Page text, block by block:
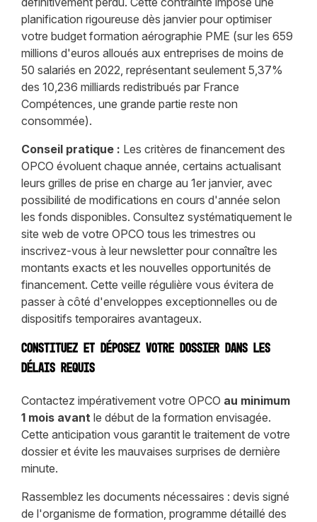
planification rigoureuse dès janvier pour optimiser
votre budget formation aérographie PME (sur les 659
millions d'euros alloués aux entreprises de moins de
50 salariés en 2022, représentant seulement 5,37%
des 10,236 milliards redistribués par France
Compétences, une grande partie reste non
consommée).
Conseil pratique : Les critères de financement des
OPCO évoluent chaque année, certains actualisant
leurs grilles de prise en charge au 1er janvier, avec
possibilité de modifications en cours d'année selon
les fonds disponibles. Consultez systématiquement le
site web de votre OPCO tous les trimestres ou
inscrivez-vous à leur newsletter pour connaître les
montants exacts et les nouvelles opportunités de
financement. Cette veille régulière vous évitera de
passer à côté d'enveloppes exceptionnelles ou de
dispositifs temporaires avantageux.
Constituez et déposez votre dossier dans les
délais requis
Contactez impérativement votre OPCO au minimum
1 mois avantle début de la formation envisagée.
Cette anticipation vous garantit le traitement de votre
dossier et évite les mauvaises surprises de dernière
minute.
Rassemblez les documents nécessaires : devis signé
de l'organisme de formation, programme détaillé des